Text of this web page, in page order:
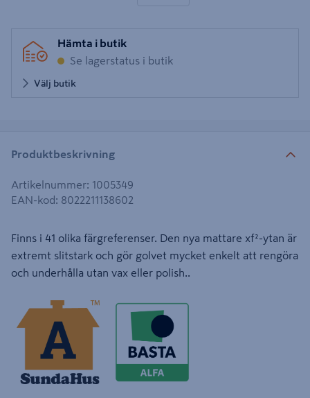
Hämta i butik
Se lagerstatus i butik
Välj butik
Produktbeskrivning
Artikelnummer: 1005349
EAN-kod: 8022211138602
Finns i 41 olika färgreferenser. Den nya mattare xf²-ytan är
extremt slitstark och gör golvet mycket enkelt att rengöra
och underhålla utan vax eller polish..